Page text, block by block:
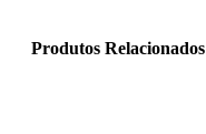
Produtos Relacionados